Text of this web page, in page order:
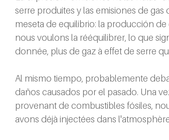
serre produites y las emisiones de
meseta de equilibrio: la producción
nous voulons la rééquilibrer, lo que
donnée, plus de gaz à effet de serre
Al mismo tiempo, probablemente
daños causados por el pasado. Una
provenant de combustibles fósiles,
avons déjà injectées dans